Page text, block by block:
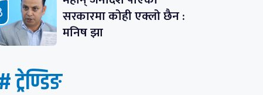
सरकारमा कोही एक्लो छैन :
मनिष झा
ट्रेण्डिङ